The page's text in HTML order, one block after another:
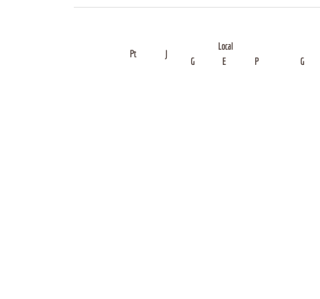
Pt J
Local
G
E P G